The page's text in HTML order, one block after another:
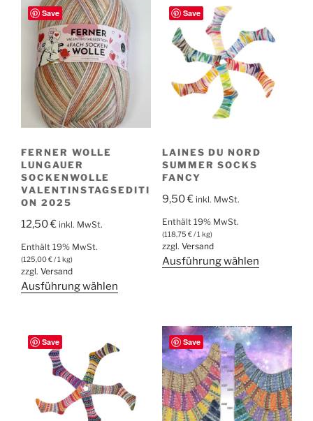
mehrere
Varianten
auf.
Die
Optionen
können
auf
der
auf.
Optionen
können
gewählt
Save
FERNER WOLLE
LUNGAUER
SOCKENWOLLE
VALENTINSTAGSEDITI
ON 2025
12,50€ inkl. MwSt.
Enthält 19% MwSt.
(125,00€/ 1 kg)
zzgl. Versand
Ausführung wählen
Varianten
Die
Optionen
Save
LAINES DU NORD
SUMMER SOCKS
FANCY
9,50€ inkl. MwSt.
Enthält 19% MwSt.
(118,75 €/ 1 kg)
zzgl. Versand
Ausführung wählenDieses
Varianten
auf.
Die
Optionen
können
auf
Save Save